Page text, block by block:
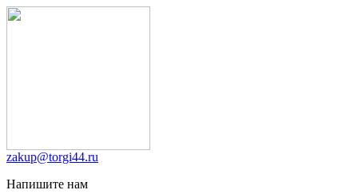
zakup@torgi44.ru
Напишите нам